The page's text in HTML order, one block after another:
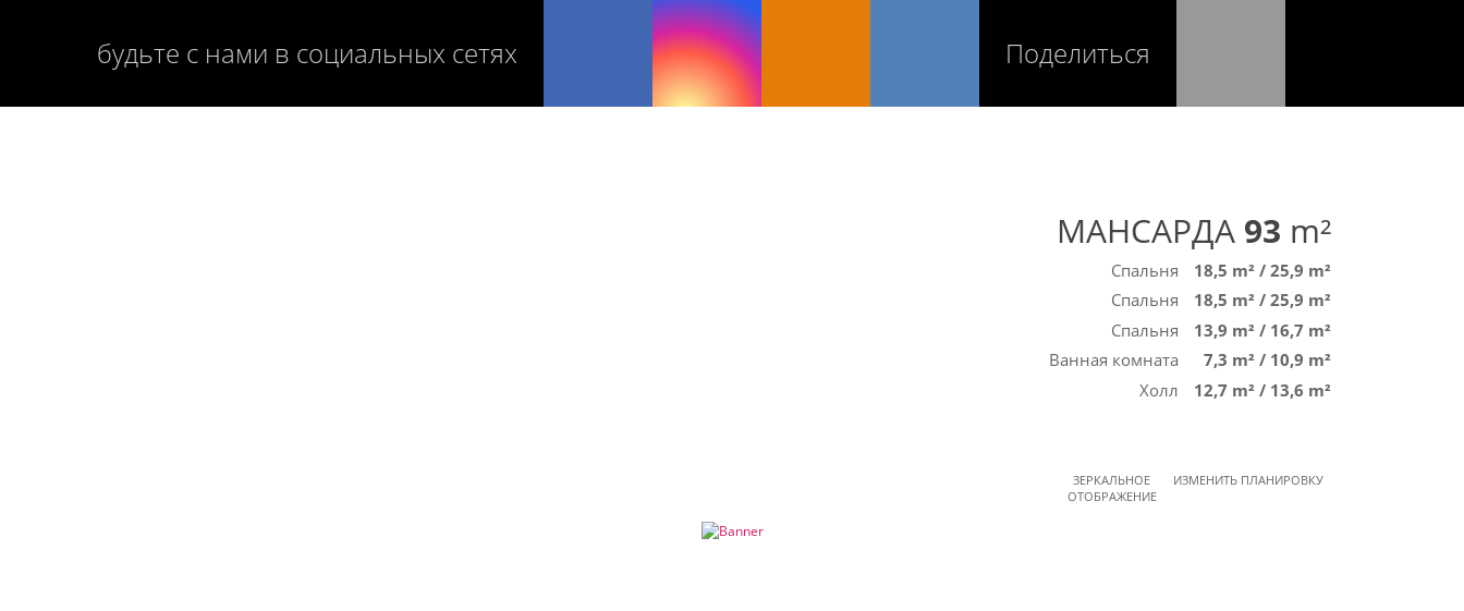
будьте с нами в социальных сетях Поделиться
МАНСАРДА 93 m²
Спальня 18,5 m² / 25,9 m²
Спальня
18,5 m² / 25,9 m²
Спальня
13,9 m² / 16,7 m²
Ванная комната
7,3 m² / 10,9 m²
Холл
12,7 m² / 13,6 m²
ЗЕРКАЛЬНОЕ
ОТОБРАЖЕНИЕ
ИЗМЕНИТЬ ПЛАНИРОВКУ